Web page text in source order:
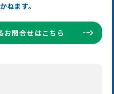
ねます。
お問合せはこちら